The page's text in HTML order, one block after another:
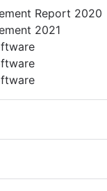
Report 2020
2021